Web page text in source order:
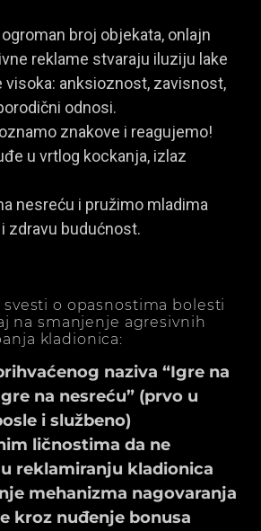
broj objekata, onlajn
reklame stvaraju iluziju lake
visoka: anksioznost, zavisnost,
odnosi.
znakove i reagujemo!
u vrtlog kockanja, izlaz
nesreću i pružimo mladima
zdravu budućnost.
svesti o opasnostima bolesti
na smanjenje agresivnih
kladionica:
naziva “Igre na
na nesreću” (prvo u
i službeno)
ličnostima da ne
reklamiranju kladionica
mehanizma nagovaranja
kroz nuđenje bonusa